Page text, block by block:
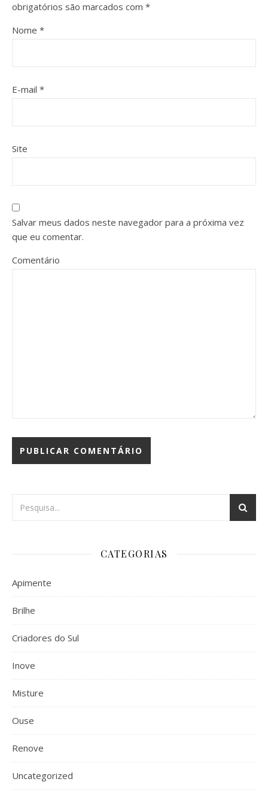
obrigatórios são marcados com *
Nome *
E-mail *
Site
Salvar meus dados neste navegador para a próxima vez
que eu comentar.
Comentário
CATEGORIAS
Apimente
Brilhe
Criadores do Sul
Inove
Misture
Ouse
Renove
Uncategorized